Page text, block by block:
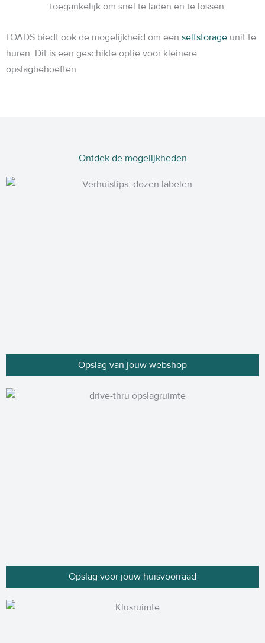
toegankelijk om snel te laden en te lossen.
LOADS biedt ook de mogelijkheid om een selfstorage unit te
huren. Dit is een geschikte optie voor kleinere
opslagbehoeften.
Ontdek de mogelijkheden
Opslag van jouw webshop
Opslag voor jouw huisvoorraad